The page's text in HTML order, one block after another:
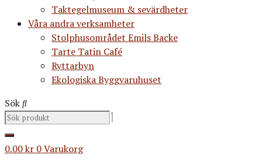
Taktegelmuseum & sevärdheter
Våra andra verksamheter
Stolphusområdet Emils Backe
Tarte Tatin Café
Ryttarbyn
Ekologiska Byggvaruhuset
Sök
0.00kr 0Varukorg